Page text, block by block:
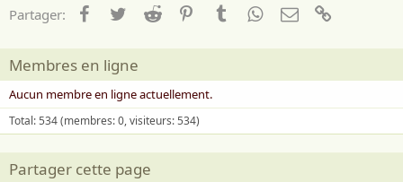
Partager: Facebook
TwitterReddit PinterestTumblrWhatsApp
Email
Membres en ligne
Aucun membre en ligne actuellement.
Total: 534 (membres: 0, visiteurs: 534)
Partager cette page